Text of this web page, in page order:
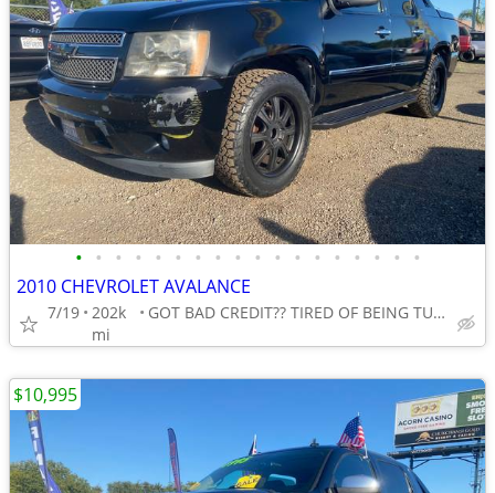
• • • • • • • • • • • • • • • • • •
2010 CHEVROLET AVALANCE
7/19 202k
mi
GOT BAD CREDIT?? TIRED OF BEING TURNED DOWN??
$10,995